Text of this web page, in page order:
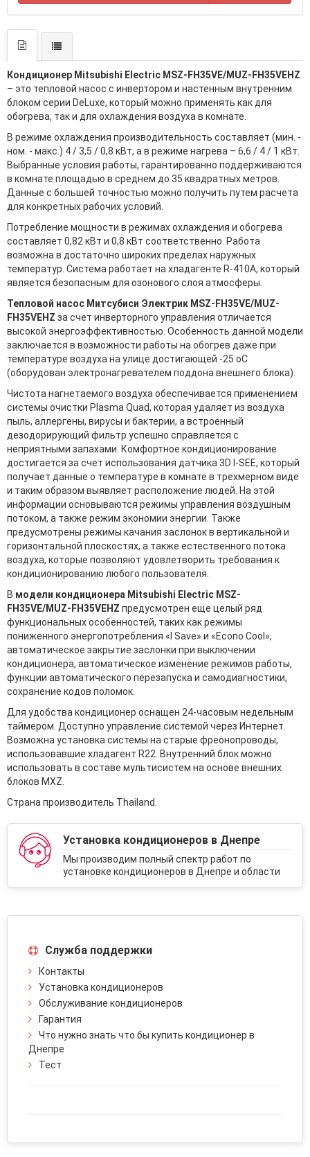
Кондиционер Mitsubishi Electric MSZ-FH35VE/MUZ-FH35VEHZ
– это тепловой насос с инвертором и настенным внутренним
блоком серии DeLuxe, который можно применять как для
обогрева, так и для охлаждения воздуха в комнате.
В режиме охлаждения производительность составляет (мин. -
ном. - макс.) 4 / 3,5 / 0,8 кВт, а в режиме нагрева – 6,6 / 4 / 1 кВт.
Выбранные условия работы, гарантированно поддерживаются
в комнате площадью в среднем до 35 квадратных метров.
Данные с большей точностью можно получить путем расчета
для конкретных рабочих условий.
Потребление мощности в режимах охлаждения и обогрева
составляет 0,82 кВт и 0,8 кВт соответственно. Работа
возможна в достаточно широких пределах наружных
температур. Система работает на хладагенте R-410A, который
является безопасным для озонового слоя атмосферы.
Тепловой насос Митсубиси Электрик MSZ-FH35VE/MUZ-
FH35VEHZ за счет инверторного управления отличается
высокой энергоэффективностью. Особенность данной модели
заключается в возможности работы на обогрев даже при
температуре воздуха на улице достигающей -25 оС
(оборудован электронагревателем поддона внешнего блока).
Чистота нагнетаемого воздуха обеспечивается применением
системы очистки Plasma Quad, которая удаляет из воздуха
пыль, аллергены, вирусы и бактерии, а встроенный
дезодорирующий фильтр успешно справляется с
неприятными запахами. Комфортное кондиционирование
достигается за счет использования датчика 3D I-SEE, который
получает данные о температуре в комнате в трехмерном виде
и таким образом выявляет расположение людей. На этой
информации основываются режимы управления воздушным
потоком, а также режим экономии энергии. Также
предусмотрены режимы качания заслонок в вертикальной и
горизонтальной плоскостях, а также естественного потока
воздуха, которые позволяют удовлетворить требования к
кондиционированию любого пользователя.
В модели кондиционера Mitsubishi Electric MSZ-
FH35VE/MUZ-FH35VEHZ предусмотрен еще целый ряд
функциональных особенностей, таких как режимы
пониженного энергопотребления «I Save» и «Econo Cool»,
автоматическое закрытие заслонки при выключении
кондиционера, автоматическое изменение режимов работы,
функции автоматического перезапуска и самодиагностики,
сохранение кодов поломок.
Для удобства кондиционер оснащен 24-часовым недельным
таймером. Доступно управление системой через Интернет.
Возможна установка системы на старые фреонопроводы,
использовавшие хладагент R22. Внутренний блок можно
использовать в составе мультисистем на основе внешних
блоков MXZ.
Страна производитель Thailand.
Установка кондиционеров в Днепре
Мы производим полный спектр работ по
установке кондиционеров в Днепре и области
Служба поддержки
Контакты
Установка кондиционеров
Обслуживание кондиционеров
Гарантия
Что нужно знать что бы купить кондиционер в
Днепре
Тест